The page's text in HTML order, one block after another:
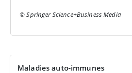
© Springer Science+Business Media
Maladies auto-immunes